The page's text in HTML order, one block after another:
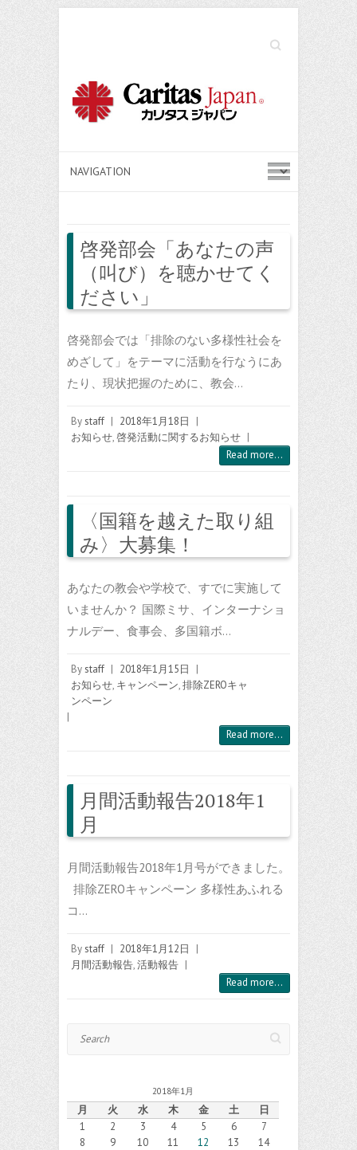
Search
啓発部会「あなたの声
（叫び）を聴かせてく
ださい」
啓発部会では「排除のない多様性社会を
めざして」をテーマに活動を行なうにあ
たり、現状把握のために、教会…
Bystaff | 2018年1月18日
|
お知らせ,啓発活動に関するお知らせ |
Read more...
〈国籍を越えた取り組
み〉大募集！
あなたの教会や学校で、すでに実施して
いませんか？ 国際ミサ、インターナショ
ナルデー、食事会、多国籍ボ…
Bystaff | 2018年1月15日
|
お知らせ, キャンペーン,排除ZEROキャ
ンペーン
|
Read more...
月間活動報告2018年1
月
月間活動報告2018年1月号ができました。
排除ZEROキャンペーン 多様性あふれる
コ…
Bystaff | 2018年1月12日
|
月間活動報告,活動報告 |
Read more...
2018年1月
月 火 水 木 金 土
日
1
2 3 4 5 6
7
8
9 10 11 12 13
14